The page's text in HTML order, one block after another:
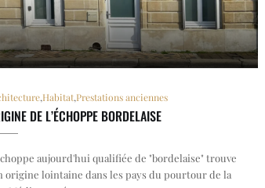
,Habitat,Prestations anciennes
DE L’ÉCHOPPE BORDELAISE
aujourd'hui qualifiée de "bordelaise" trouve
origine lointaine dans les pays du pourtour de la